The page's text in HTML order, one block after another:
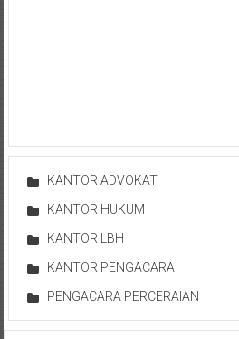
Sorong,
Papua,
Bekasi,
Pengacara
Pajak,
Pengacara
KANTOR ADVOKAT
KANTOR HUKUM
KANTOR LBH
KANTOR PENGACARA
PENGACARA PERCERAIAN